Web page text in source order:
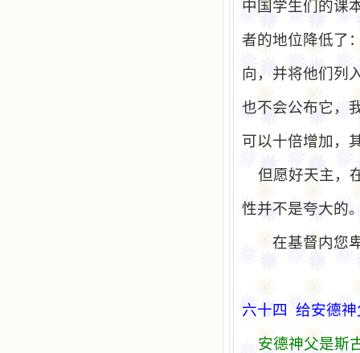
中国学生们的课
者的地位降低了
向，并将他们列
也不会公布它，
可以十倍增加，
但愿好天主，
性并不是夸大的
在基督内您
六十四 给安德
安德神父是斯